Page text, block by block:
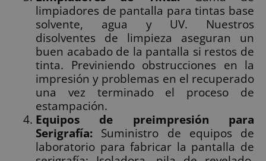
limpiadores de pantalla para tintas base
solvente, agua y UV. Nuestros
disolventes de limpieza aseguran un
buen acabado de la pantalla si restos de
tinta. Previniendo obstrucciones en la
impresión y problemas en el recuperado
una vez terminado el proceso de
estampación.
Equipos de preimpresión para
Serigrafía: Suministro de equipos de
laboratorio para fabricar la pantalla de